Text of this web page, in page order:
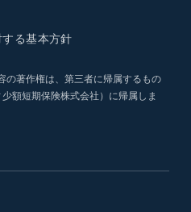
る基本方針
著作権は、第三者に帰属するもの
額短期保険株式会社）に帰属しま